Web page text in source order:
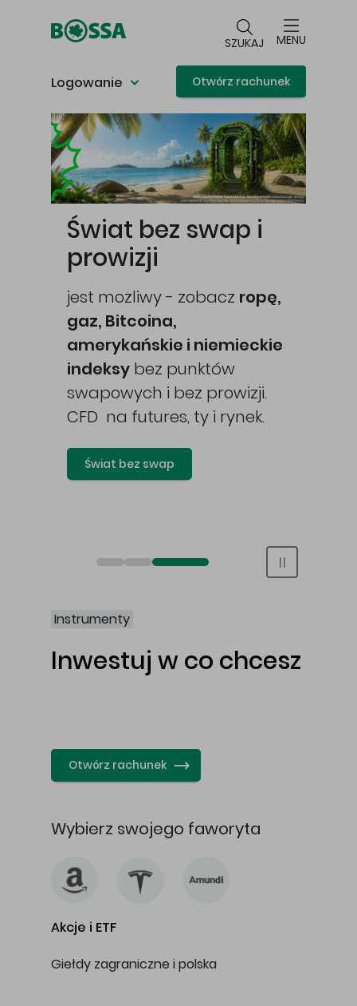
SZUKAJ MENU
Logowanie Otwórz rachunek
Główna treść
Świat bez swap i
prowizji
jest możliwy - zobacz ropę,
gaz, Bitcoina,
amerykańskie i niemieckie
indeksy bez punktów
swapowych i bez prowizji.
CFD na futures, ty i rynek.
Świat bez swap
Otwórz rachunek maklerski online
Otwórz konto IKE/IKZE
Świat bez swap i prowizji
Instrumenty
Inwestuj w co chcesz
Otwórz rachunek
Wybierz swojego faworyta
Akcje i ETF
Giełdy zagraniczne i polska